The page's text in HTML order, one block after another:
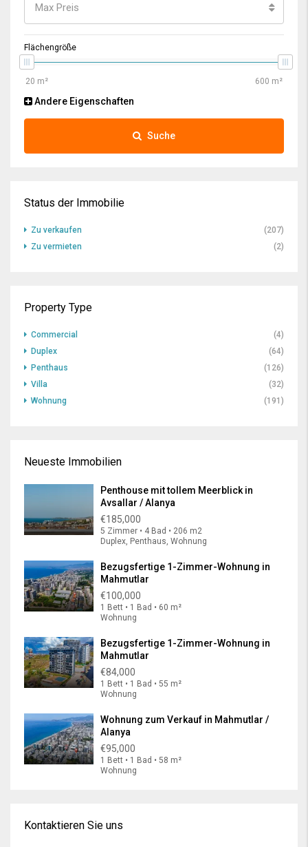
Max Preis
Flächengröße
Andere Eigenschaften
Suche
Status der Immobilie
Zu verkaufen
(207)
Zu vermieten
(2)
Property Type
Commercial
(4)
Duplex
(64)
Penthaus
(126)
Villa
(32)
Wohnung
(191)
Neueste Immobilien
Penthouse mit tollem Meerblick in
Avsallar / Alanya
€185,000
5 Zimmer • 4 Bad • 206 m2
Duplex, Penthaus, Wohnung
Bezugsfertige 1-Zimmer-Wohnung in
Mahmutlar
€100,000
1 Bett • 1 Bad • 60 m²
Wohnung
Bezugsfertige 1-Zimmer-Wohnung in
Mahmutlar
€84,000
1 Bett • 1 Bad • 55 m²
Wohnung
Wohnung zum Verkauf in Mahmutlar /
Alanya
€95,000
1 Bett • 1 Bad • 58 m²
Wohnung
Kontaktieren Sie uns